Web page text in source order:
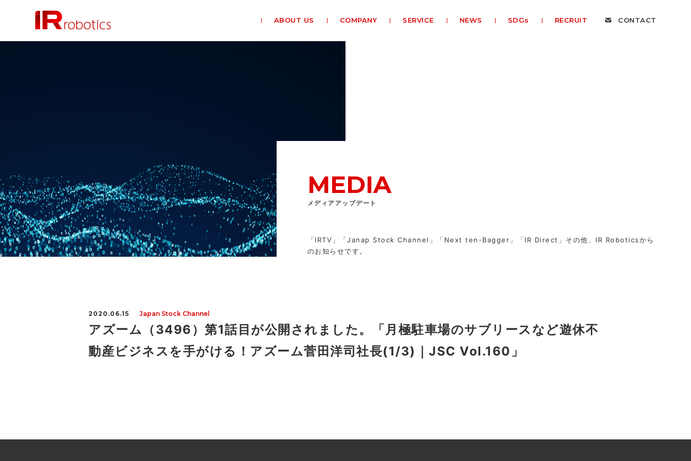
ABOUT US COMPANY SERVICE NEWS SDGs RECRUIT CONTACT
MEDIA
メディアアップデート
「IRTV」「Janap Stock Channel」「Next ten-Bagger」「IR Direct」その他、IR Roboticsから
のお知らせです。
2020.06.15 Japan Stock Channel
アズーム（3496）第1話目が公開されました。「月極駐車場のサブリースなど遊休不
動産ビジネスを手がける！アズーム菅田洋司社長(1/3)｜JSC Vol.160」